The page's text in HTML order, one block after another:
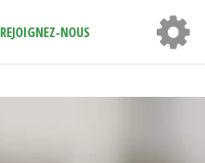
REJOIGNEZ-NOUS